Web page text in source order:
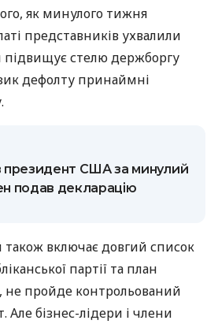
як минулого тижня
представників ухвалили
підвищує стелю держборгу
дефолту принаймні
президент США за минулий
подав декларацію
також включає довгий список
партії та план
не пройде контрольований
бізнес-лідери і члени